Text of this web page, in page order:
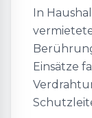
In
Einsätze